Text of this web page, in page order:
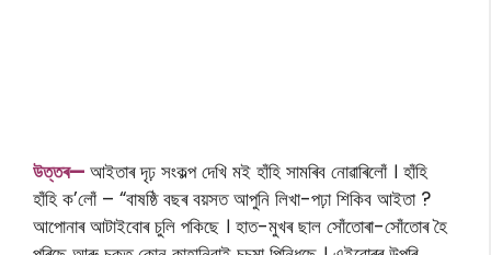
উত্তৰ— আইতাৰ দৃঢ় সংকল্প দেখি মই হাঁহি সামৰিব নোৱাৰিলোঁ । হাঁহি
হাঁহি ক’লোঁ – “বাষষ্ঠি বছৰ বয়সত আপুনি লিখা-পঢ়া শিকিব আইতা ?
আপোনাৰ আটাইবোৰ চুলি পকিছে । হাত-মুখৰ ছাল সোঁতোৰা-সোঁতোৰ হৈ